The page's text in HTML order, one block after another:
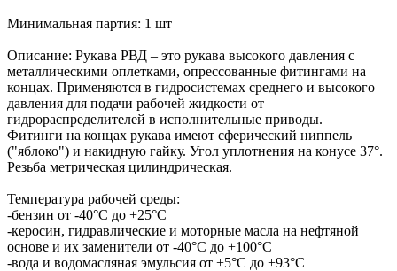
Минимальная партия: 1 шт
Описание: Рукава РВД – это рукава высокого давления с
металлическими оплетками, опрессованные фитингами на
концах. Применяются в гидросистемах среднего и высокого
давления для подачи рабочей жидкости от
гидрораспределителей в исполнительные приводы.
Фитинги на концах рукава имеют сферический ниппель
("яблоко") и накидную гайку. Угол уплотнения на конусе 37°.
Резьба метрическая цилиндрическая.
Температура рабочей среды:
-бензин от -40°C до +25°C
-керосин, гидравлические и моторные масла на нефтяной
основе и их заменители от -40°C до +100°C
-вода и водомасляная эмульсия от +5°C до +93°C